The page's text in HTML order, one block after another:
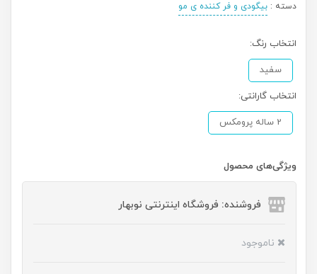
دسته : بیگودی و فر کننده ی مو
انتخاب رنگ:
سفید
انتخاب گارانتی:
2 ساله پرومکس
ویژگی‌های محصول
فروشنده: فروشگاه اینترنتی نوبهار
ناموجود